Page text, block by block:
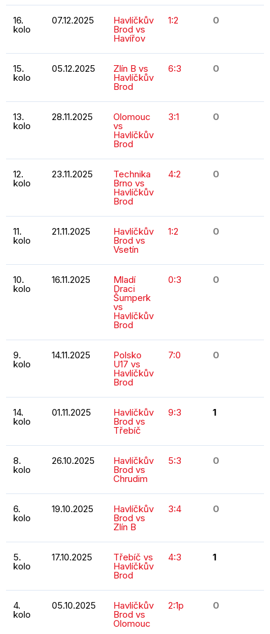
16.
kolo
07.12.2025 Havlíčkův
Brod vs
Havířov
1:2 0
15.
kolo
05.12.2025 Zlín B vs
Havlíčkův
Brod
6:3 0
13.
kolo
28.11.2025 Olomouc
vs
Havlíčkův
Brod
3:1 0
12.
kolo
23.11.2025 Technika
Brno vs
Havlíčkův
Brod
4:2 0
11.
kolo
21.11.2025 Havlíčkův
Brod vs
Vsetín
1:2 0
10.
kolo
16.11.2025 Mladí
Draci
Šumperk
vs
Havlíčkův
Brod
0:3 0
9.
kolo
14.11.2025 Polsko
U17 vs
Havlíčkův
Brod
7:0 0
14.
kolo
01.11.2025 Havlíčkův
Brod vs
Třebíč
9:3 1
8.
kolo
26.10.2025 Havlíčkův
Brod vs
Chrudim
5:3 0
6.
kolo
19.10.2025 Havlíčkův
Brod vs
Zlín B
3:4 0
5.
kolo
17.10.2025 Třebíč vs
Havlíčkův
Brod
4:3 1
4.
kolo
05.10.2025 Havlíčkův
Brod vs
Olomouc
2:1p 0